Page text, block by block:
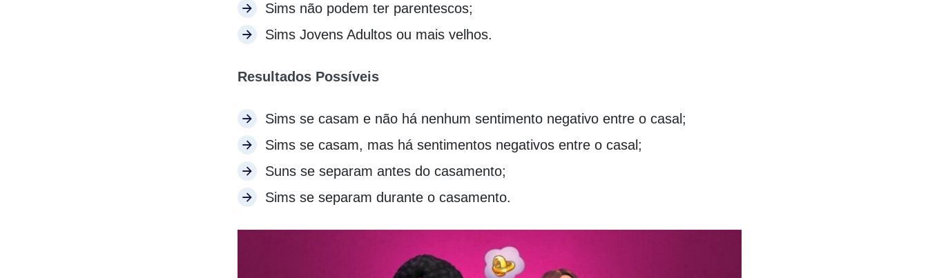
Sims não podem ter parentescos;
Sims Jovens Adultos ou mais velhos.
Resultados Possíveis
Sims se casam e não há nenhum sentimento negativo entre o casal;
Sims se casam, mas há sentimentos negativos entre o casal;
Suns se separam antes do casamento;
Sims se separam durante o casamento.